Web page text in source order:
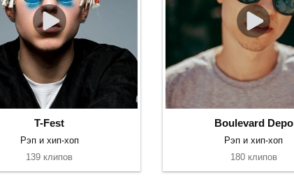
T-Fest
Рэп и хип-хоп
139 клипов
Boulevard Depo
Рэп и хип-хоп
180 клипов